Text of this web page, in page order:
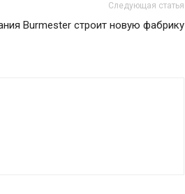
Следующая статья
Burmester строит новую фабрику